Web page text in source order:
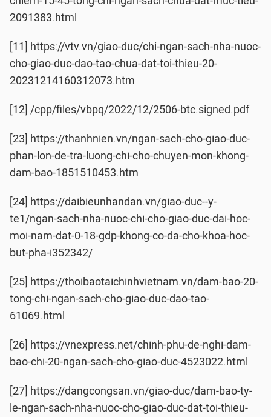
2091383.html
[11] https://vtv.vn/giao-duc/chi-ngan-sach-nha-nuoc-
cho-giao-duc-dao-tao-chua-dat-toi-thieu-20-
20231214160312073.htm
[12] /cpp/files/vbpq/2022/12/2506-btc.signed.pdf
[23] https://thanhnien.vn/ngan-sach-cho-giao-duc-
phan-lon-de-tra-luong-chi-cho-chuyen-mon-khong-
dam-bao-1851510453.htm
[24] https://daibieunhandan.vn/giao-duc--y-
te1/ngan-sach-nha-nuoc-chi-cho-giao-duc-dai-hoc-
moi-nam-dat-0-18-gdp-khong-co-da-cho-khoa-hoc-
but-pha-i352342/
[25] https://thoibaotaichinhvietnam.vn/dam-bao-20-
tong-chi-ngan-sach-cho-giao-duc-dao-tao-
61069.html
[26] https://vnexpress.net/chinh-phu-de-nghi-dam-
bao-chi-20-ngan-sach-cho-giao-duc-4523022.html
[27] https://dangcongsan.vn/giao-duc/dam-bao-ty-
le-ngan-sach-nha-nuoc-cho-giao-duc-dat-toi-thieu-